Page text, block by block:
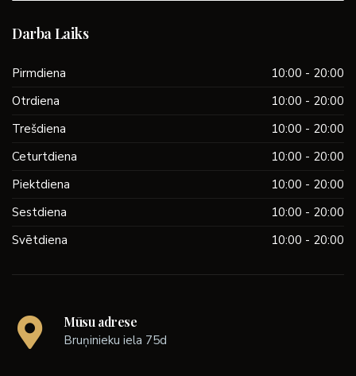
Darba Laiks
Pirmdiena
10:00 - 20:00
Otrdiena
10:00 - 20:00
Trešdiena
10:00 - 20:00
Ceturtdiena
10:00 - 20:00
Piektdiena
10:00 - 20:00
Sestdiena
10:00 - 20:00
Svētdiena
10:00 - 20:00
Mūsu adrese
Bruņinieku iela 75d